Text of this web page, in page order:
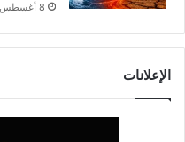
8 أغسطس، 2026
الإعلانات